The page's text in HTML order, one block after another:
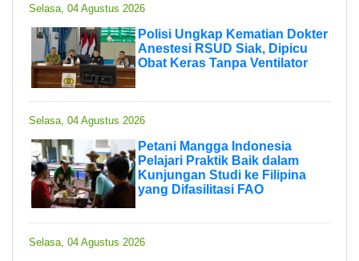
Selasa, 04 Agustus 2026
Polisi Ungkap Kematian Dokter
Anestesi RSUD Siak, Dipicu
Obat Keras Tanpa Ventilator
Selasa, 04 Agustus 2026
Petani Mangga Indonesia
Pelajari Praktik Baik dalam
Kunjungan Studi ke Filipina
yang Difasilitasi FAO
Selasa, 04 Agustus 2026